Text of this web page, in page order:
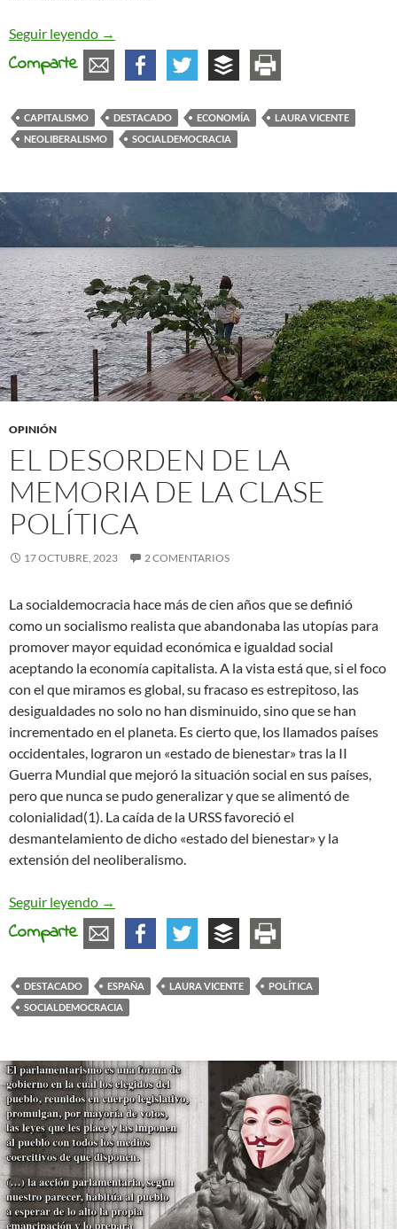
Seguir leyendo Neoliberalismo y políticas autoritarias (I)
→
Comparte
CAPITALISMO DESTACADO ECONOMÍA
LAURA VICENTE
NEOLIBERALISMO
SOCIALDEMOCRACIA
OPINIÓN
EL DESORDEN DE LA
MEMORIA DE LA CLASE
POLÍTICA
17 OCTUBRE, 2023 2 COMENTARIOS
La socialdemocracia hace más de cien años que se definió
como un socialismo realista que abandonaba las utopías para
promover mayor equidad económica e igualdad social
aceptando la economía capitalista. A la vista está que, si el foco
con el que miramos es global, su fracaso es estrepitoso, las
desigualdades no solo no han disminuido, sino que se han
incrementado en el planeta. Es cierto que, los llamados países
occidentales, lograron un «estado de bienestar» tras la II
Guerra Mundial que mejoró la situación social en sus países,
pero que nunca se pudo generalizar y que se alimentó de
colonialidad(1). La caída de la URSS favoreció el
desmantelamiento de dicho «estado del bienestar» y la
extensión del neoliberalismo.
Seguir leyendo El desorden de la memoria de la clase política
→
Comparte
DESTACADO ESPAÑA LAURA VICENTE
POLÍTICA
SOCIALDEMOCRACIA